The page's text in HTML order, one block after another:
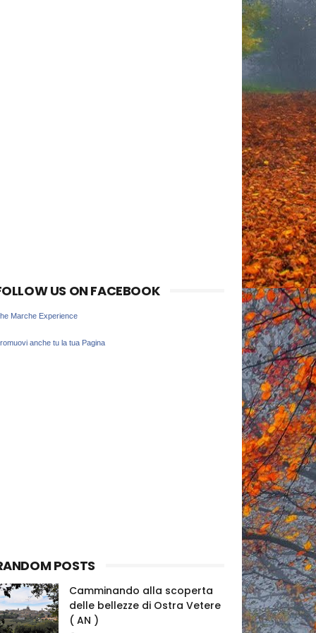
US ON FACEBOOK
Marche Experience
anche tu la tua Pagina
POSTS
Camminando alla scoperta
delle bellezze di Ostra Vetere
( AN )